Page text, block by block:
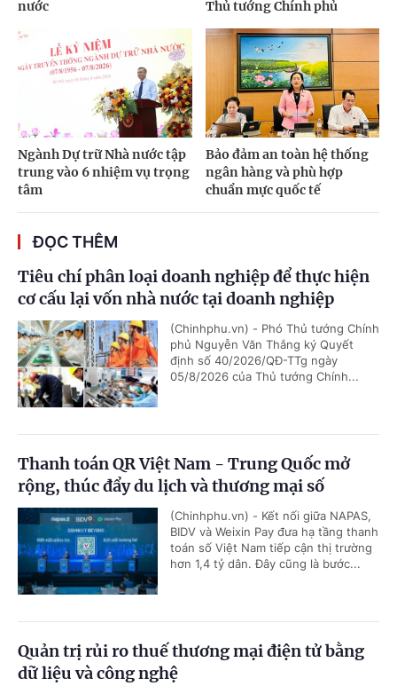
nước Thủ tướng Chính phủ
Ngành Dự trữ Nhà nước tập
trung vào 6 nhiệm vụ trọng
tâm
Bảo đảm an toàn hệ thống
ngân hàng và phù hợp
chuẩn mực quốc tế
ĐỌC THÊM
Tiêu chí phân loại doanh nghiệp để thực hiện
cơ cấu lại vốn nhà nước tại doanh nghiệp
(Chinhphu.vn) - Phó Thủ tướng Chính
phủ Nguyễn Văn Thắng ký Quyết
định số 40/2026/QĐ-TTg ngày
05/8/2026 của Thủ tướng Chính...
Thanh toán QR Việt Nam - Trung Quốc mở
rộng, thúc đẩy du lịch và thương mại số
(Chinhphu.vn) - Kết nối giữa NAPAS,
BIDV và Weixin Pay đưa hạ tầng thanh
toán số Việt Nam tiếp cận thị trường
hơn 1,4 tỷ dân. Đây cũng là bước...
Quản trị rủi ro thuế thương mại điện tử bằng
dữ liệu và công nghệ